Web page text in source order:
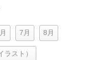
7月 8月
ラスト）